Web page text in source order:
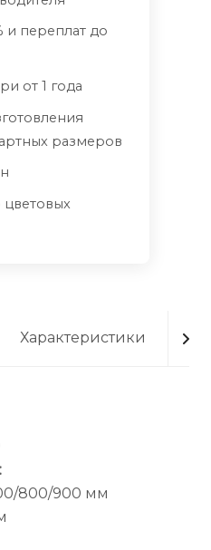
и переплат до
от 1 года
размеров
Характеристики
800/900 мм